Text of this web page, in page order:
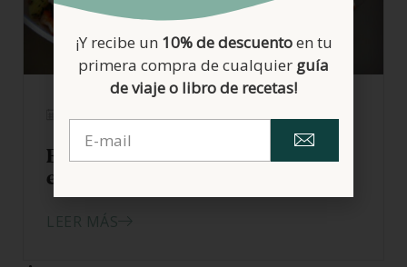
25/09/2014
Ensalada de pasta, pollo y
espinacas sin gluten
LEER MÁS
¡Y recibe un 10% de descuentoen tu
primera compra de cualquier guía
de viaje o libro de recetas!